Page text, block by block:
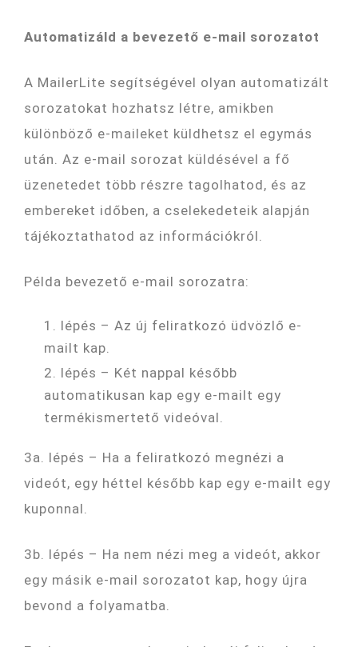
Automatizáld a bevezető e-mail sorozatot
A MailerLite segítségével olyan automatizált
sorozatokat hozhatsz létre, amikben
különböző e-maileket küldhetsz el egymás
után. Az e-mail sorozat küldésével a fő
üzenetedet több részre tagolhatod, és az
embereket időben, a cselekedeteik alapján
tájékoztathatod az információkról.
Példa bevezető e-mail sorozatra:
1. lépés – Az új feliratkozó üdvözlő e-
mailt kap.
2. lépés – Két nappal később
automatikusan kap egy e-mailt egy
termékismertető videóval.
3a. lépés – Ha a feliratkozó megnézi a
videót, egy héttel később kap egy e-mailt egy
kuponnal.
3b. lépés – Ha nem nézi meg a videót, akkor
egy másik e-mail sorozatot kap, hogy újra
bevond a folyamatba.